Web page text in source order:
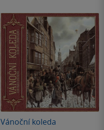
Vánoční koleda